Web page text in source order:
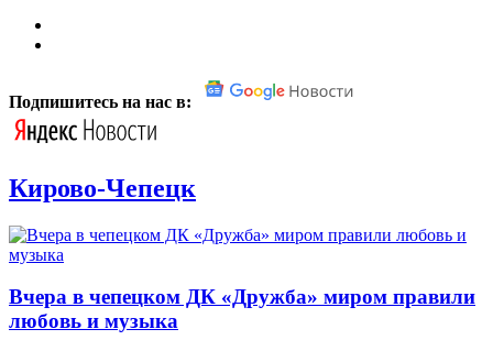
Подпишитесь на нас в:
Кирово-Чепецк
Вчера в чепецком ДК «Дружба» миром правили
любовь и музыка